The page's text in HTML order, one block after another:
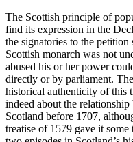
The Scottish principle of
find its expression in the
the signatories to the petition
Scottish monarch was not
abused his or her power
directly or by parliament.
historical authenticity of this
indeed about the
Scotland before 1707,
treatise of 1579 gave it